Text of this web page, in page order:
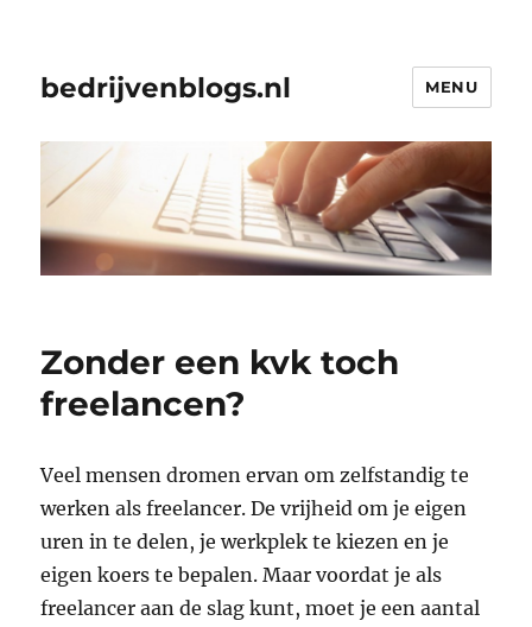
bedrijvenblogs.nl MENU
Zonder een kvk toch
freelancen?
Veel mensen dromen ervan om zelfstandig te
werken als freelancer. De vrijheid om je eigen
uren in te delen, je werkplek te kiezen en je
eigen koers te bepalen. Maar voordat je als
freelancer aan de slag kunt, moet je een aantal